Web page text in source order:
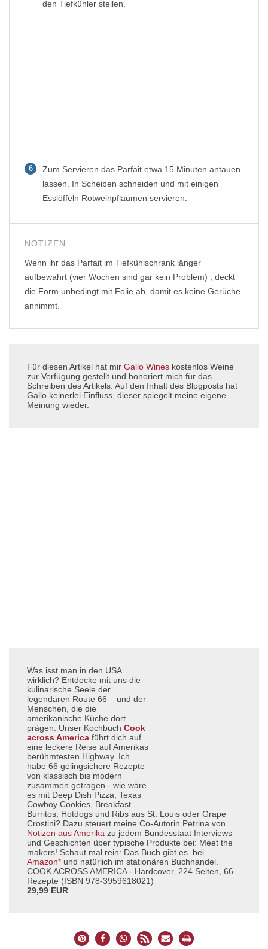
den Tiefkühler stellen.
6
Zum Servieren das Parfait etwa 15 Minuten antauen
lassen. In Scheiben schneiden und mit einigen
Esslöffeln Rotweinpflaumen servieren.
NOTIZEN
Wenn ihr das Parfait im Tiefkühlschrank länger
aufbewahrt (vier Wochen sind gar kein Problem) , deckt
die Form unbedingt mit Folie ab, damit es keine Gerüche
annimmt.
Für diesen Artikel hat mir Gallo Wines kostenlos Weine
zur Verfügung gestellt und honoriert mich für das
Schreiben des Artikels. Auf den Inhalt des Blogposts hat
Gallo keinerlei Einfluss, dieser spiegelt meine eigene
Meinung wieder.
Was isst man in den USA
wirklich? Entdecke mit uns die
kulinarische Seele der
legendären Route 66 – und der
Menschen, die die
amerikanische Küche dort
prägen. Unser Kochbuch Cook
across America führt dich auf
eine leckere Reise auf Amerikas
berühmtesten Highway. Ich
habe 66 gelingsichere Rezepte
von klassisch bis modern
zusammen getragen - wie wäre
es mit Deep Dish Pizza, Texas
Cowboy Cookies, Breakfast
Burritos, Hotdogs und Ribs aus St. Louis oder Grape
Crostini? Dazu steuert meine Co-Autorin Petrina von
Notizen aus Amerika zu jedem Bundesstaat Interviews
und Geschichten über typische Produkte bei: Meet the
makers! Schaut mal rein: Das Buch gibt es bei
Amazon* und natürlich im stationären Buchhandel.
COOK ACROSS AMERICA - Hardcover, 224 Seiten, 66
Rezepte (ISBN 978-3959618021)
29,99 EUR